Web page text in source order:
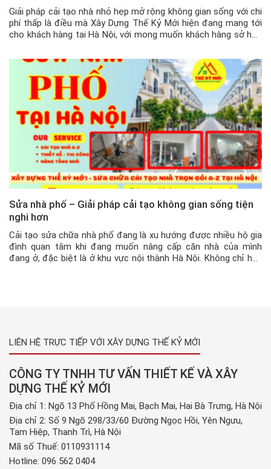
Giải pháp cải tạo nhà nhỏ hẹp mở rộng không gian sống với chi
phí thấp là điều mà Xây Dựng Thế Kỷ Mới hiện đang mang tới
cho khách hàng tại Hà Nội, với mong muốn khách hàng sở hữu
thành […]
Sửa nhà phố – Giải pháp cải tạo không gian sống tiện
nghi hơn
Cải tạo sửa chữa nhà phố đang là xu hướng được nhiều hộ gia
đình quan tâm khi đang muốn nâng cấp căn nhà của mình
đang ở, đặc biệt là ở khu vực nội thành Hà Nội. Không chỉ hạn
LIÊN HỆ TRỰC TIẾP VỚI XÂY DỰNG THẾ KỶ MỚI
CÔNG TY TNHH TƯ VẤN THIẾT KẾ VÀ XÂY
DỰNG THẾ KỶ MỚI
Địa chỉ 1: Ngõ 13 Phố Hồng Mai, Bạch Mai, Hai Bà Trưng, Hà Nội
Địa chỉ 2: Số 9 Ngõ 298/33/60 Đường Ngọc Hồi, Yên Ngưu,
Tam Hiệp, Thanh Trì, Hà Nội
Mã số Thuế: 0110931114
Hotline: 096 562 0404